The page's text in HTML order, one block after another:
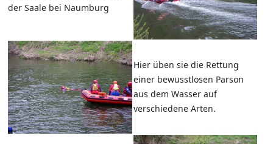
der Saale bei Naumburg
Hier üben sie die Rettung
einer bewusstlosen Parson
aus dem Wasser auf
verschiedene Arten.